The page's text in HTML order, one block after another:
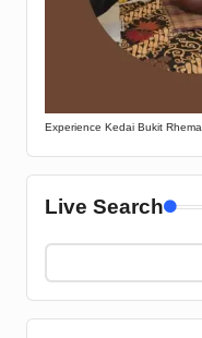
Experience Kedai Bukit Rhema
Live Search